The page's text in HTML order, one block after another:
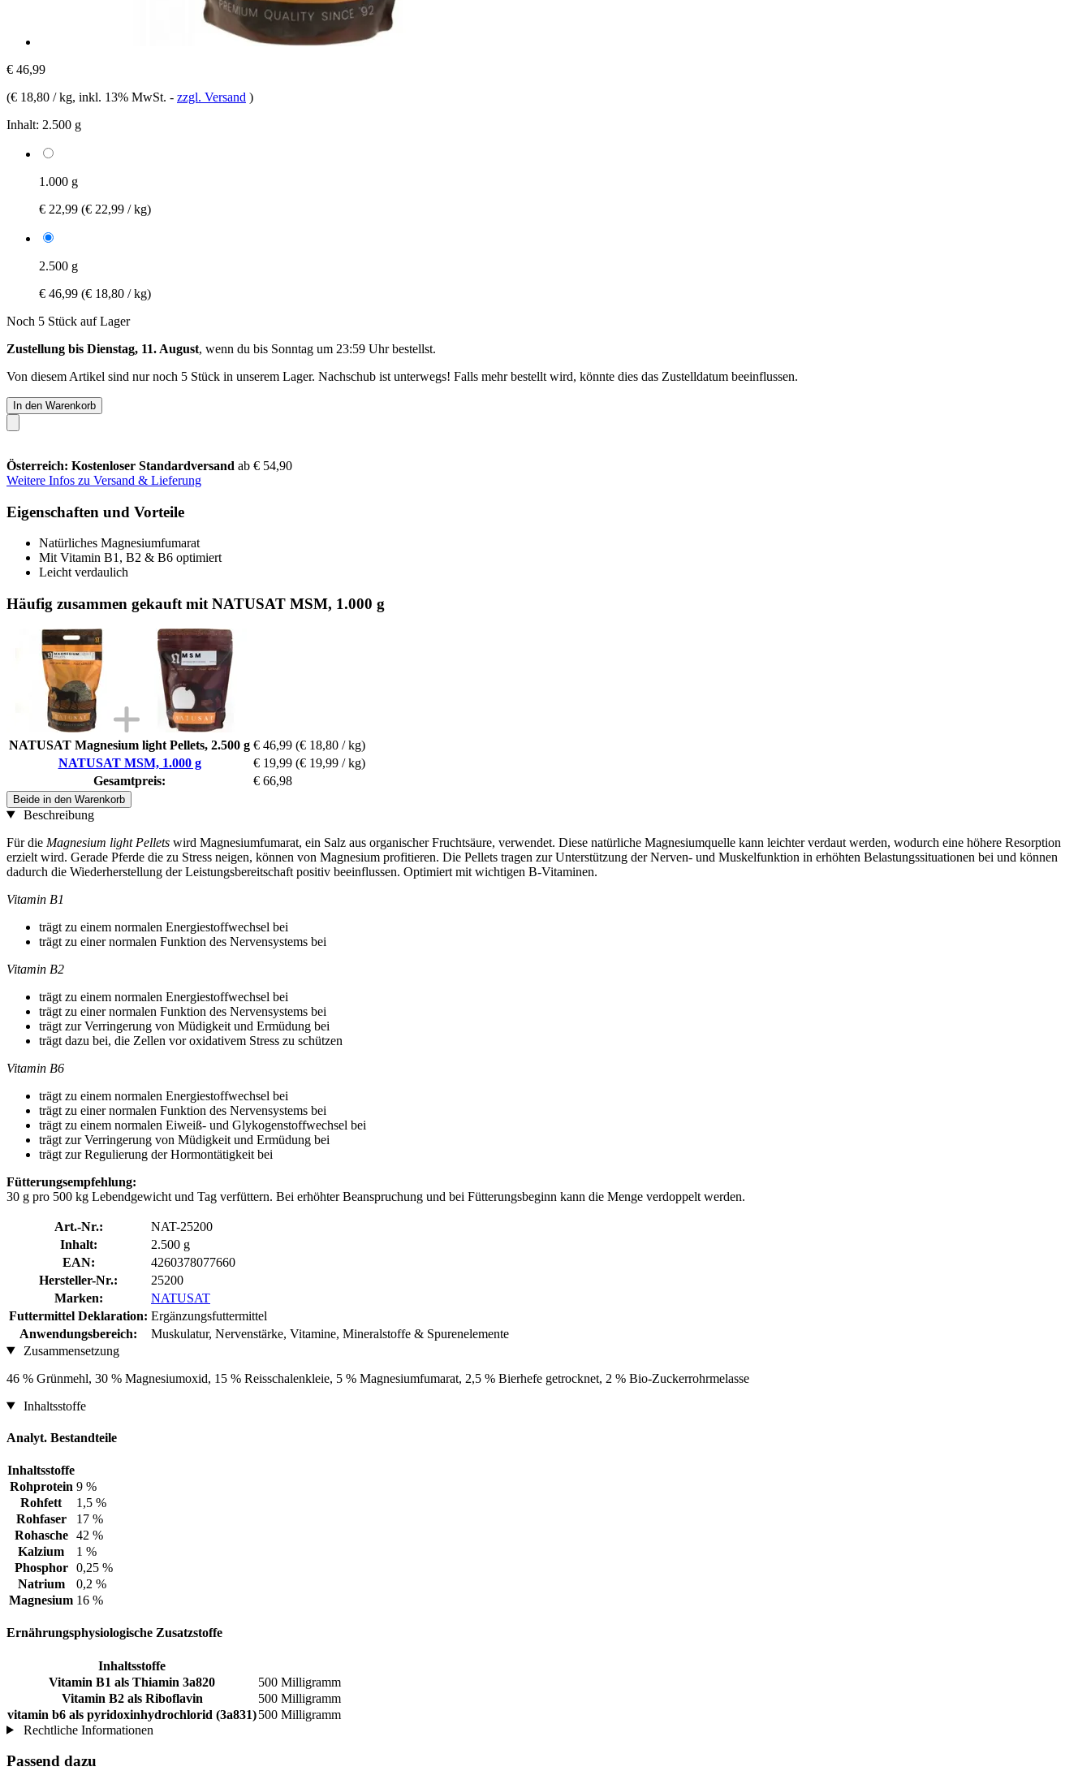
€ 46,99
(€ 18,80 / kg, inkl. 13% MwSt. - zzgl. Versand )
Inhalt: 2.500 g
1.000 g
€ 22,99 (€ 22,99 / kg)
2.500 g
€ 46,99 (€ 18,80 / kg)
Noch 5 Stück auf Lager
Zustellung bis Dienstag, 11. August, wenn du bis Sonntag um 23:59 Uhrbestellst.
Von diesem Artikel sind nur noch 5 Stück in unserem Lager. Nachschub ist unterwegs! Falls mehr bestellt wird, könnte dies das Zustelldatum beeinflussen.
In den Warenkorb
Österreich: Kostenloser Standardversand ab € 54,90
Weitere Infos zu Versand & Lieferung
Eigenschaften und Vorteile
Natürliches Magnesiumfumarat
Mit Vitamin B1, B2 & B6 optimiert
Leicht verdaulich
Häufig zusammen gekauft mit NATUSAT MSM, 1.000 g
NATUSAT Magnesium light Pellets, 2.500 g € 46,99 (€ 18,80 / kg)
NATUSAT MSM, 1.000 g
€ 19,99 (€ 19,99 / kg)
Gesamtpreis:
€ 66,98
Beide in den Warenkorb
Beschreibung
Für die Magnesium light Pellets wird Magnesiumfumarat, ein Salz aus organischer Fruchtsäure, verwendet. Diese natürliche Magnesiumquelle kann leichter verdaut werden, wodurch eine höhere Resorption
erzielt wird. Gerade Pferde die zu Stress neigen, können von Magnesium profitieren. Die Pellets tragen zur Unterstützung der Nerven- und Muskelfunktion in erhöhten Belastungssituationen bei und können
dadurch die Wiederherstellung der Leistungsbereitschaft positiv beeinflussen. Optimiert mit wichtigen B-Vitaminen.
Vitamin B1
trägt zu einem normalen Energiestoffwechsel bei
trägt zu einer normalen Funktion des Nervensystems bei
Vitamin B2
trägt zu einem normalen Energiestoffwechsel bei
trägt zu einer normalen Funktion des Nervensystems bei
trägt zur Verringerung von Müdigkeit und Ermüdung bei
trägt dazu bei, die Zellen vor oxidativem Stress zu schützen
Vitamin B6
trägt zu einem normalen Energiestoffwechsel bei
trägt zu einer normalen Funktion des Nervensystems bei
trägt zu einem normalen Eiweiß- und Glykogenstoffwechsel bei
trägt zur Verringerung von Müdigkeit und Ermüdung bei
trägt zur Regulierung der Hormontätigkeit bei
Fütterungsempfehlung:
30 g pro 500 kg Lebendgewicht und Tag verfüttern. Bei erhöhter Beanspruchung und bei Fütterungsbeginn kann die Menge verdoppelt werden.
Art.-Nr.:
NAT-25200
Inhalt:
2.500 g
EAN:
4260378077660
Hersteller-Nr.:
25200
Marken:
NATUSAT
Futtermittel Deklaration: Ergänzungsfuttermittel
Anwendungsbereich:
Muskulatur, Nervenstärke, Vitamine, Mineralstoffe & Spurenelemente
Zusammensetzung
46 % Grünmehl, 30 % Magnesiumoxid, 15 % Reisschalenkleie, 5 % Magnesiumfumarat, 2,5 % Bierhefe getrocknet, 2 % Bio-Zuckerrohrmelasse
Inhaltsstoffe
Analyt. Bestandteile
Inhaltsstoffe
Rohprotein 9 %
Rohfett
1,5 %
Rohfaser
17 %
Rohasche
42 %
Kalzium
1 %
Phosphor
0,25 %
Natrium
0,2 %
Magnesium 16 %
Ernährungsphysiologische Zusatzstoffe
Inhaltsstoffe
Vitamin B1 als Thiamin 3a820
500 Milligramm
Vitamin B2 als Riboflavin
500 Milligramm
vitamin b6 als pyridoxinhydrochlorid (3a831)500 Milligramm
Rechtliche Informationen
Passend dazu